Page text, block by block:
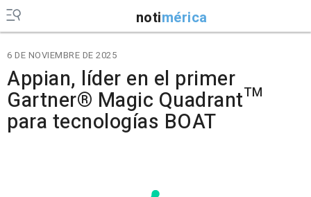
notimérica
6 DE NOVIEMBRE DE 2025
Appian, líder en el primer
Gartner® Magic Quadrant™
para tecnologías BOAT